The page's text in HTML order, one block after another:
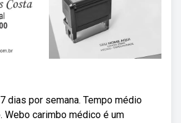
dias por semana. Tempo médio
Webo carimbo médico é um